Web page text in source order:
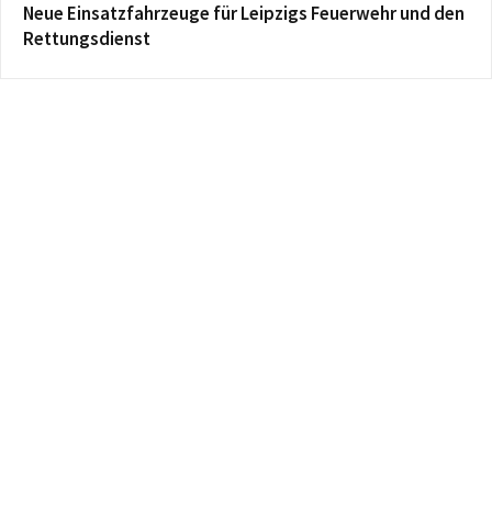
Neue Einsatzfahrzeuge für Leipzigs Feuerwehr und den
Rettungsdienst